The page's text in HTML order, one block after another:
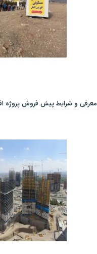
معرفی و شرایط پیش فروش پروژه